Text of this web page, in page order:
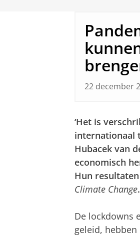
22 december
‘Het is
internationaal
Hubacek van
economisch
Hun
Climate Change.
De lockdowns
geleid,